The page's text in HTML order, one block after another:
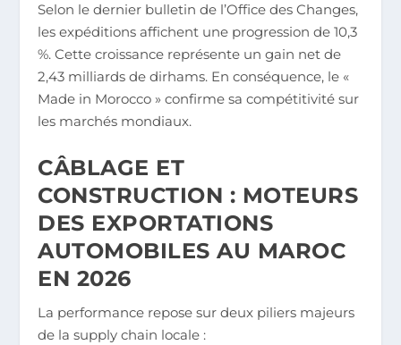
Selon le dernier bulletin de l’Office des Changes,
les expéditions affichent une progression de 10,3
%. Cette croissance représente un gain net de
2,43 milliards de dirhams. En conséquence, le «
Made in Morocco » confirme sa compétitivité sur
les marchés mondiaux.
CÂBLAGE ET
CONSTRUCTION : MOTEURS
DES EXPORTATIONS
AUTOMOBILES AU MAROC
EN 2026
La performance repose sur deux piliers majeurs
de la supply chain locale :